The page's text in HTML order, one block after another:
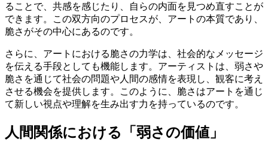
ることで、共感を感じたり、自らの内面を見つめ直すことが
できます。この双方向のプロセスが、アートの本質であり、
脆さがその中心にあるのです。
さらに、アートにおける脆さの力学は、社会的なメッセージ
を伝える手段としても機能します。アーティストは、弱さや
脆さを通じて社会の問題や人間の感情を表現し、観客に考え
させる機会を提供します。このように、脆さはアートを通じ
て新しい視点や理解を生み出す力を持っているのです。
人間関係における「弱さの価値」